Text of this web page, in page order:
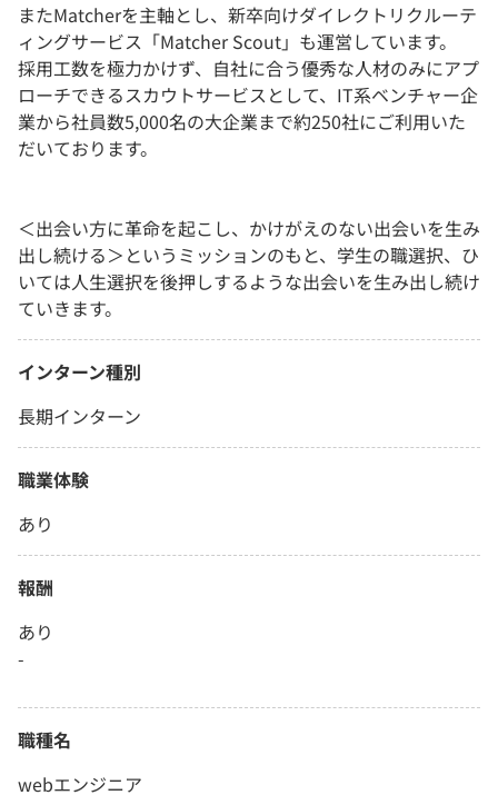
またMatcherを主軸とし、新卒向けダイレクトリクルーテ
ィングサービス「Matcher Scout」も運営しています。
採用工数を極力かけず、自社に合う優秀な人材のみにアプ
ローチできるスカウトサービスとして、IT系ベンチャー企
業から社員数5,000名の大企業まで約250社にご利用いた
だいております。
＜出会い方に革命を起こし、かけがえのない出会いを生み
出し続ける＞というミッションのもと、学生の職選択、ひ
いては人生選択を後押しするような出会いを生み出し続け
ていきます。
インターン種別
長期インターン
職業体験
あり
報酬
あり
-
職種名
webエンジニア